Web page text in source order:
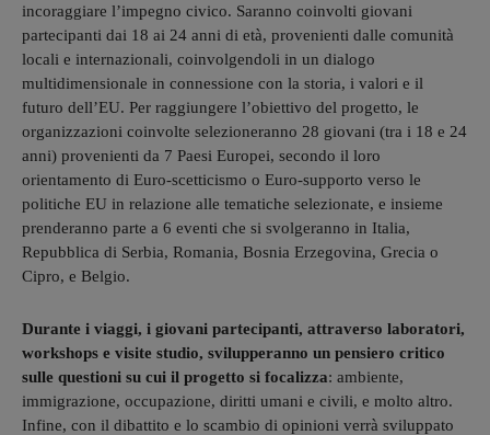
incoraggiare l’impegno civico. Saranno coinvolti giovani
partecipanti dai 18 ai 24 anni di età, provenienti dalle comunità
locali e internazionali, coinvolgendoli in un dialogo
multidimensionale in connessione con la storia, i valori e il
futuro dell’EU. Per raggiungere l’obiettivo del progetto, le
organizzazioni coinvolte selezioneranno 28 giovani (tra i 18 e 24
anni) provenienti da 7 Paesi Europei, secondo il loro
orientamento di Euro-scetticismo o Euro-supporto verso le
politiche EU in relazione alle tematiche selezionate, e insieme
prenderanno parte a 6 eventi che si svolgeranno in Italia,
Repubblica di Serbia, Romania, Bosnia Erzegovina, Grecia o
Cipro, e Belgio.
Durante i viaggi, i giovani partecipanti, attraverso laboratori,
workshops e visite studio, svilupperanno un pensiero critico
sulle questioni su cui il progetto si focalizza: ambiente,
immigrazione, occupazione, diritti umani e civili, e molto altro.
Infine, con il dibattito e lo scambio di opinioni verrà sviluppato